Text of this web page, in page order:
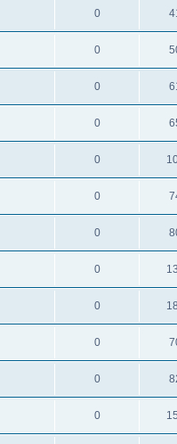
0
0
0
0
0
0
0
0
0
0
0
0